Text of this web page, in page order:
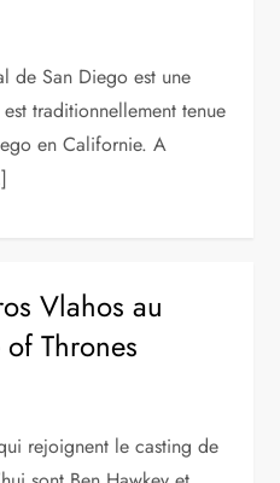
de San Diego est une
traditionnellement tenue
en Californie. A
Vlahos au
Thrones
rejoignent le casting de